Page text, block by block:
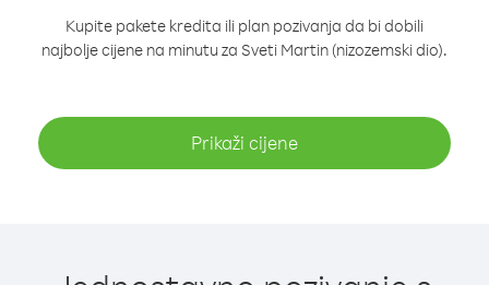
Kupite pakete kredita ili plan pozivanja da bi dobili
najbolje cijene na minutu za Sveti Martin (nizozemski dio).
Prikaži cijene